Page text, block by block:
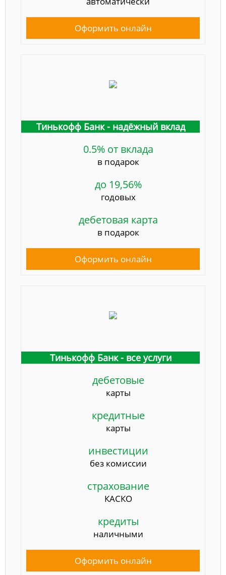
Оформить онлайн
Тинькофф Банк - надёжный вклад
0.5% от вклада
в подарок
до 19,56%
годовых
дебетовая карта
в подарок
Оформить онлайн
Тинькофф Банк - все услуги
дебетовые
карты
кредитные
карты
инвестиции
без комиссии
страхование
КАСКО
кредиты
наличными
Оформить онлайн